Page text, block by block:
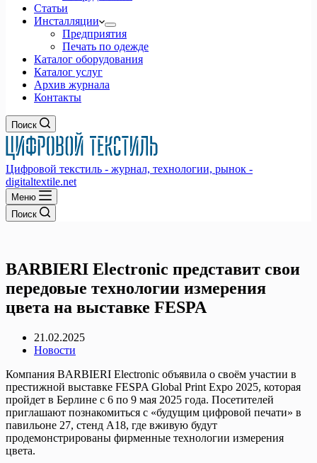
Статьи
Инсталляции
Предприятия
Печать по одежде
Каталог оборудования
Каталог услуг
Архив журнала
Контакты
Поиск
Цифровой текстиль - журнал, технологии, рынок -
digitaltextile.net
Меню
Поиск
BARBIERI Electronic представит свои
передовые технологии измерения
цвета на выставке FESPA
21.02.2025
Новости
Компания BARBIERI Electronic объявила о своём участии в
престижной выставке FESPA Global Print Expo 2025, которая
пройдет в Берлине с 6 по 9 мая 2025 года. Посетителей
приглашают познакомиться с «будущим цифровой печати» в
павильоне 27, стенд A18, где вживую будут
продемонстрированы фирменные технологии измерения
цвета.